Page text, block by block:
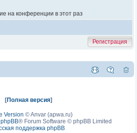
на конференции в этот раз
Регистрация
[Полная версия]
Version ©Anvar (apwa.ru)
phpBB® Forum Software © phpBB Limited
поддержка phpBB